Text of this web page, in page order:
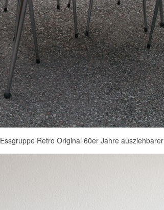
Essgruppe Retro Original 60er Jahre ausziehbarer